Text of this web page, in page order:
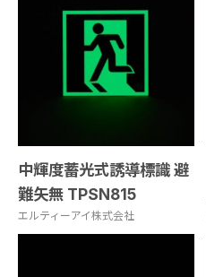
中輝度蓄光式誘導標識 避
難矢無 TPSN815
エルティーアイ株式会社